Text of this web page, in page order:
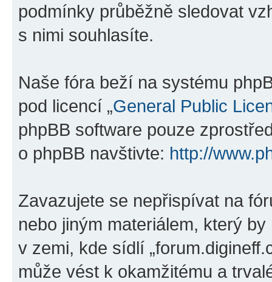
podmínky průběžně sledovat
s nimi souhlasíte.
Naše fóra beží na systému
pod licencí „General Public
phpBB software pouze
o phpBB navštivte: http://
Zavazujete se nepřispívat na
nebo jiným materiálem, který
v zemi, kde sídlí
může vést k okamžitému a